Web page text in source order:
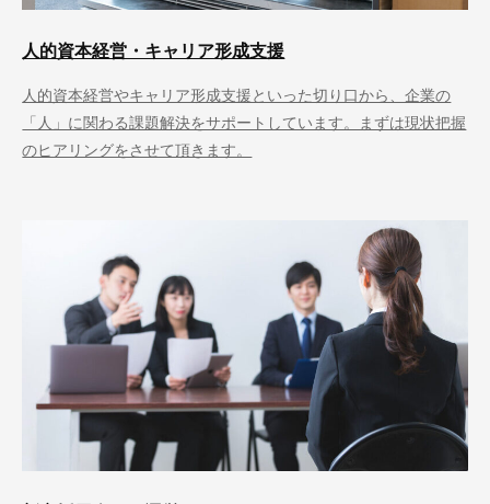
人的資本経営・キャリア形成支援
人的資本経営やキャリア形成支援といった切り口から、企業の
「人」に関わる課題解決をサポートしています。まずは現状把握
のヒアリングをさせて頂きます。